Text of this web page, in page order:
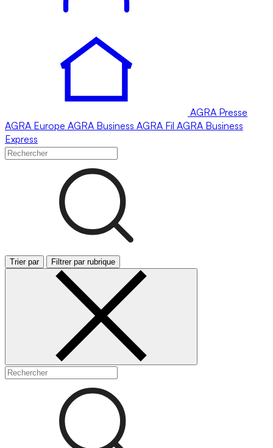
AGRA Presse
AGRA Europe AGRA Business AGRA Fil AGRA Business
Express
Trier par Filtrer par rubrique